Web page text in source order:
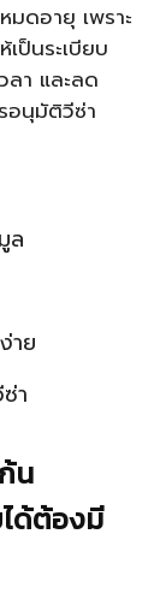
มดอายุ เพราะ
ป็นระเบียบ
ลา และลด
อนุมัติวีซ่า
ล
าย
า
น
ด้ต้องมี